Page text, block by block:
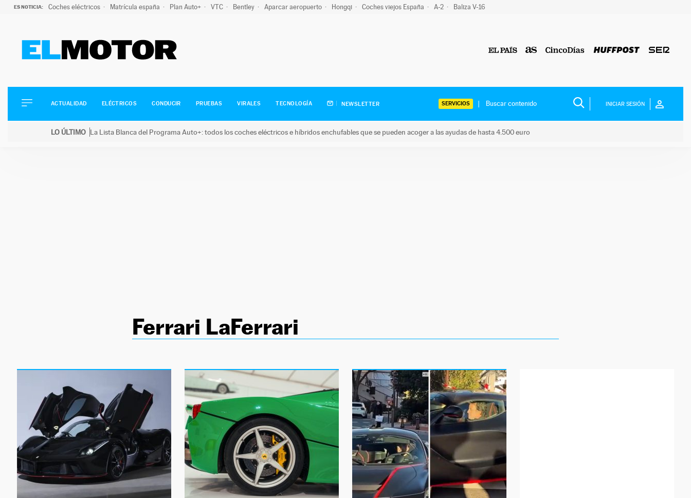
ES NOTICIA: Coches eléctricos Matrícula españa Plan Auto+ VTC Bentley Aparcar aeropuerto Hongqi Coches viejos España A-2 Baliza V-16
ELÉCTRICOS
CONDUCIR
ACTUALIDAD ELÉCTRICOS CONDUCIR PRUEBAS VIRALES TECNOLOGÍA NEWSLETTER SERVICIOS INICIAR SESIÓN
LO ÚLTIMO La Lista Blanca del Programa Auto+: todos los coches eléctricos e híbridos enchufables que se pueden acoger a las ayudas de hasta 4.500 euro
Ferrari LaFerrari